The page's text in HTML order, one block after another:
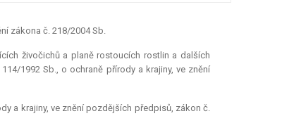
zákona č. 218/2004 Sb.
živočichů a planě rostoucích rostlin a dalších
1992 Sb., o ochraně přírody a krajiny, ve znění
a krajiny, ve znění pozdějších předpisů, zákon č.